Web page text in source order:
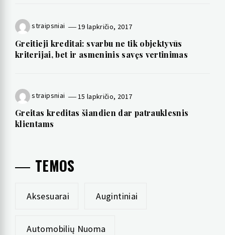
straipsniai 19 lapkričio, 2017
Greitieji kreditai: svarbu ne tik objektyvūs
kriterijai, bet ir asmeninis savęs vertinimas
straipsniai 15 lapkričio, 2017
Greitas kreditas šiandien dar patrauklesnis
klientams
TEMOS
Aksesuarai Augintiniai
Automobilių Nuoma